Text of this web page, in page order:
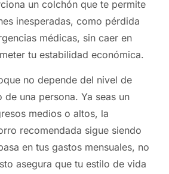
un colchón que te permite
inesperadas, como pérdida
médicas, sin caer en
tu estabilidad económica.
no depende del nivel de
una persona. Ya seas un
medios o altos, la
recomendada sigue siendo
en tus gastos mensuales, no
asegura que tu estilo de vida